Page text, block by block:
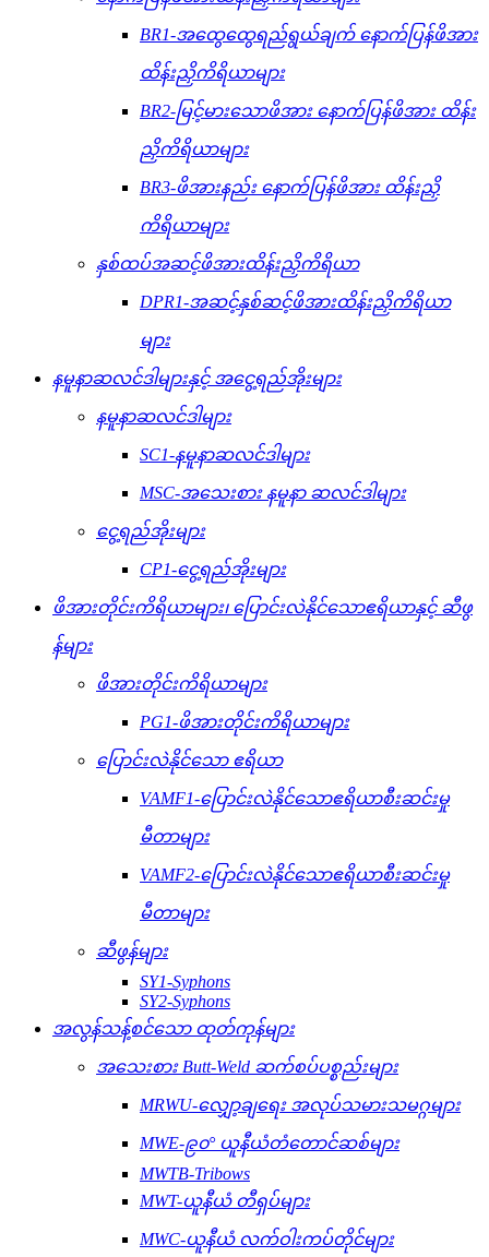
BR1-အထွေထွေရည်ရွယ်ချက် နောက်ပြန်ဖိအား
ထိန်းညှိကိရိယာများ
BR2-မြင့်မားသောဖိအား နောက်ပြန်ဖိအား ထိန်း
ညှိကိရိယာများ
BR3-ဖိအားနည်း နောက်ပြန်ဖိအား ထိန်းညှိ
ကိရိယာများ
နှစ်ထပ်အဆင့်ဖိအားထိန်းညှိကိရိယာ
DPR1-အဆင့်နှစ်ဆင့်ဖိအားထိန်းညှိကိရိယာ
များ
နမူနာဆလင်ဒါများနှင့် အငွေ့ရည်အိုးများ
နမူနာဆလင်ဒါများ
SC1-နမူနာဆလင်ဒါများ
MSC-အသေးစား နမူနာ ဆလင်ဒါများ
ငွေ့ရည်အိုးများ
CP1-ငွေ့ရည်အိုးများ
ဖိအားတိုင်းကိရိယာများ၊ ပြောင်းလဲနိုင်သောဧရိယာနှင့် ဆီဖွ
န်များ
ဖိအားတိုင်းကိရိယာများ
PG1-ဖိအားတိုင်းကိရိယာများ
ပြောင်းလဲနိုင်သော ဧရိယာ
VAMF1-ပြောင်းလဲနိုင်သောဧရိယာစီးဆင်းမှု
မီတာများ
VAMF2-ပြောင်းလဲနိုင်သောဧရိယာစီးဆင်းမှု
မီတာများ
ဆီဖွန်များ
SY1-Syphons
SY2-Syphons
အလွန်သန့်စင်သော ထုတ်ကုန်များ
အသေးစား Butt-Weld ဆက်စပ်ပစ္စည်းများ
MRWU-လျှော့ချရေး အလုပ်သမားသမဂ္ဂများ
MWE-၉၀° ယူနီယံတံတောင်ဆစ်များ
MWTB-Tribows
MWT-ယူနီယံ တီရှပ်များ
MWC-ယူနီယံ လက်ဝါးကပ်တိုင်များ